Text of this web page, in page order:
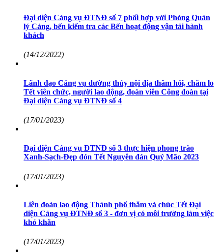
Đại diện Cảng vụ ĐTNĐ số 7 phối hợp với Phòng Quản
lý Cảng, bến kiểm tra các Bến hoạt động vận tải hành
khách
(14/12/2022)
Lãnh đạo Cảng vụ đường thủy nội địa thăm hỏi, chăm lo
Tết viên chức, người lao động, đoàn viên Công đoàn tại
Đại diện Cảng vụ ĐTNĐ số 4
(17/01/2023)
Đại diện Cảng vụ ĐTNĐ số 3 thực hiện phong trào
Xanh-Sạch-Đẹp đón Tết Nguyên đán Quý Mão 2023
(17/01/2023)
Liên đoàn lao động Thành phố thăm và chúc Tết Đại
diện Cảng vụ ĐTNĐ số 3 - đơn vị có môi trường làm việc
khó khăn
(17/01/2023)